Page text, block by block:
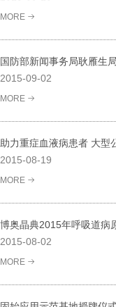
MORE
国防部新闻事务局耿雁生
2015-09-02
MORE
2015-08-19
MORE
2015-08-02
MORE